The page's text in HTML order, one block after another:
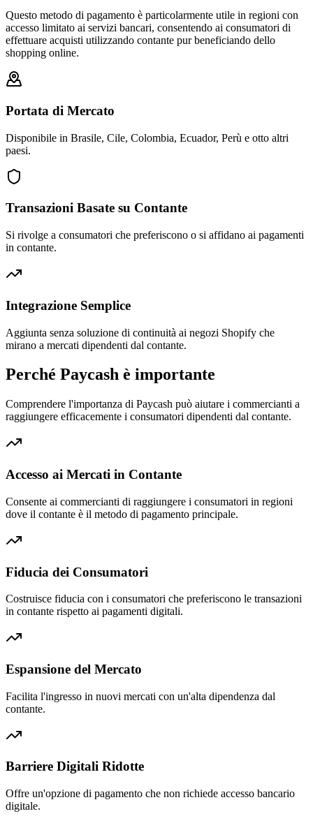
Questo metodo di pagamento è particolarmente utile in regioni con
accesso limitato ai servizi bancari, consentendo ai consumatori di
effettuare acquisti utilizzando contante pur beneficiando dello
shopping online.
Portata di Mercato
Disponibile in Brasile, Cile, Colombia, Ecuador, Perù e otto altri
paesi.
Transazioni Basate su Contante
Si rivolge a consumatori che preferiscono o si affidano ai pagamenti
in contante.
Integrazione Semplice
Aggiunta senza soluzione di continuità ai negozi Shopify che
mirano a mercati dipendenti dal contante.
Perché Paycash è importante
Comprendere l'importanza di Paycash può aiutare i commercianti a
raggiungere efficacemente i consumatori dipendenti dal contante.
Accesso ai Mercati in Contante
Consente ai commercianti di raggiungere i consumatori in regioni
dove il contante è il metodo di pagamento principale.
Fiducia dei Consumatori
Costruisce fiducia con i consumatori che preferiscono le transazioni
in contante rispetto ai pagamenti digitali.
Espansione del Mercato
Facilita l'ingresso in nuovi mercati con un'alta dipendenza dal
contante.
Barriere Digitali Ridotte
Offre un'opzione di pagamento che non richiede accesso bancario
digitale.